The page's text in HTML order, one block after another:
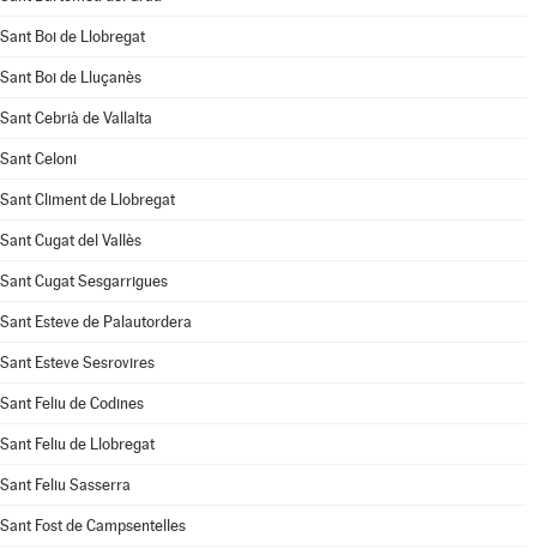
Sant Boi de Llobregat
Sant Boi de Lluçanès
Sant Cebrià de Vallalta
Sant Celoni
Sant Climent de Llobregat
Sant Cugat del Vallès
Sant Cugat Sesgarrigues
Sant Esteve de Palautordera
Sant Esteve Sesrovires
Sant Feliu de Codines
Sant Feliu de Llobregat
Sant Feliu Sasserra
Sant Fost de Campsentelles